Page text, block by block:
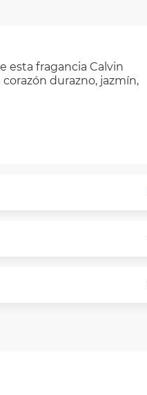
esta fragancia Calvin
durazno, jazmín,